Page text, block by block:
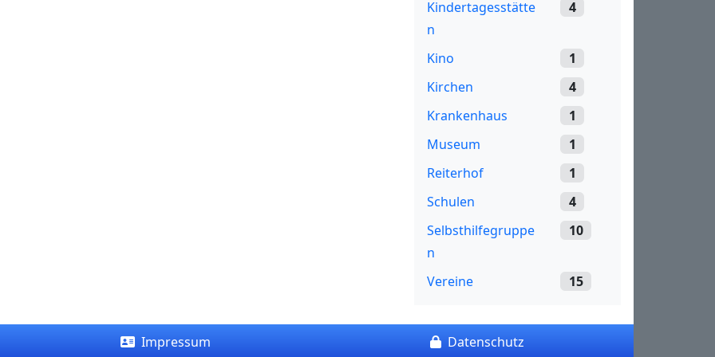
Kindertagesstätte
n
4
Kino
1
Kirchen
4
Krankenhaus
1
Museum
1
Reiterhof
1
Schulen
4
Selbsthilfegruppe
n
10
Vereine 15
Impressum Datenschutz